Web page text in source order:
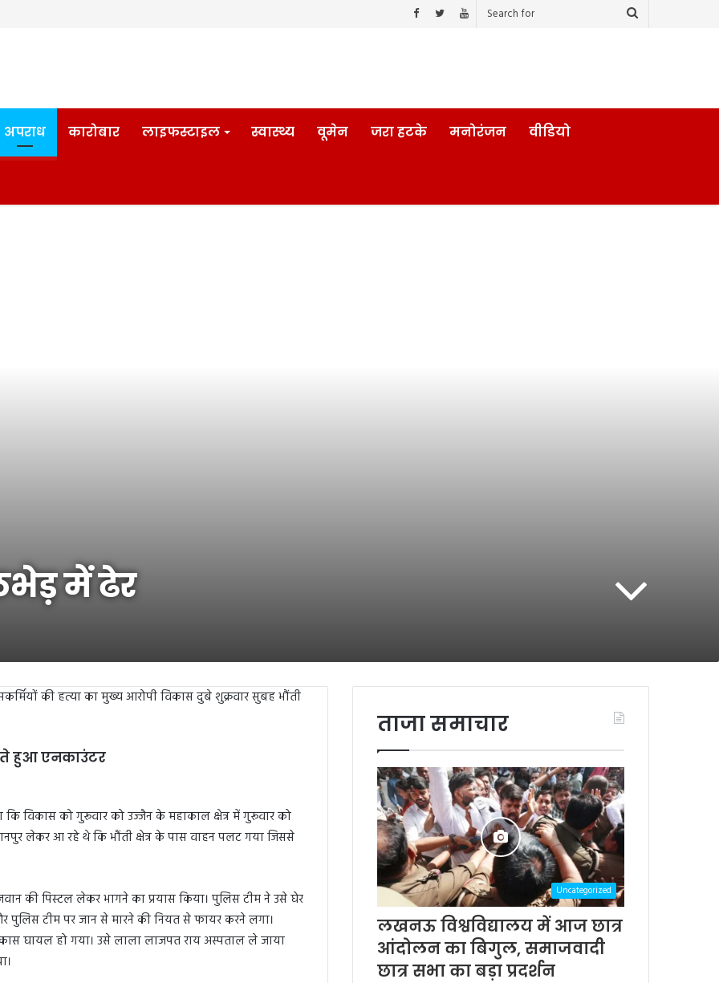
अपराध कारोबार लाइफस्टाइल स्वास्थ्य वूमेन जरा हटके मनोरंजन वीडियो
में ढेर
की हत्या का मुख्य आरोपी विकास दुबे शुक्रवार सुबह भौंती
हुआ एनकाउंटर
कि विकास को गुरूवार को उज्जैन के महाकाल क्षेत्र में गुरूवार को
लेकर आ रहे थे कि भौंती क्षेत्र के पास वाहन पलट गया जिससे
की पिस्टल लेकर भागने का प्रयास किया। पुलिस टीम ने उसे घेर
टीम पर जान से मारने की नियत से फायर करने लगा।
घायल हो गया। उसे लाला लाजपत राय अस्पताल ले जाया
ताजा समाचार
Uncategorized
लखनऊ विश्वविद्यालय में आज छात्र
आंदोलन का बिगुल, समाजवादी
छात्र सभा का बड़ा प्रदर्शन